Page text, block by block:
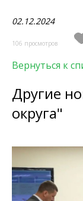
02.12.2024
106 просмотров
Вернуться к
Другие
округа"